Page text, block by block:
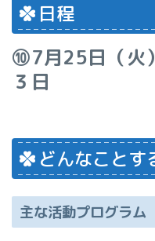
日程
⑩7月25日（火
３日
どんなことす
主な活動プログラム